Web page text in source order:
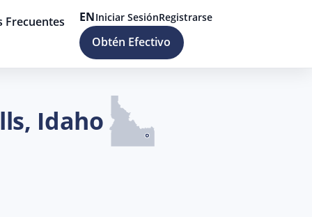
Frecuentes ENIniciar SesiónRegistrarse
Obtén Efectivo
Idaho